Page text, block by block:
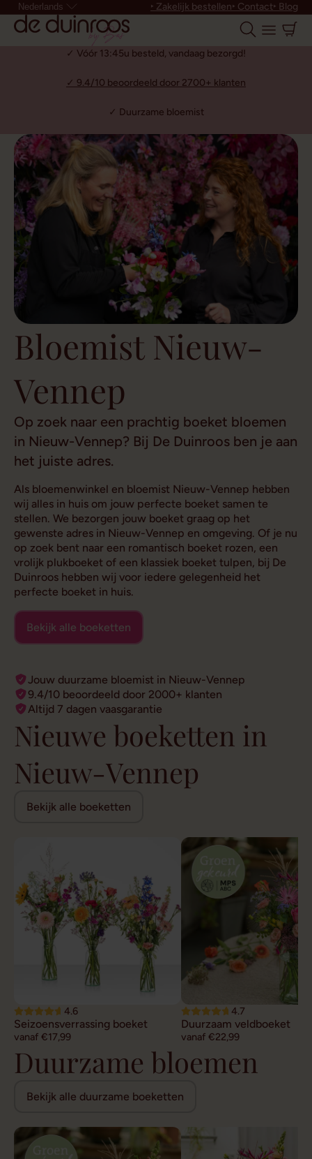
Nederlands ‣ Zakelijk bestellen‣ Contact‣ Blog
✓ Vóór 13:45u besteld, vandaag bezorgd!
✓ 9.4/10 beoordeeld door 2700+ klanten
✓ Duurzame bloemist
Bloemist Nieuw-
Vennep
Op zoek naar een prachtig boeket bloemen
in Nieuw-Vennep? Bij De Duinroos ben je aan
het juiste adres.
Als bloemenwinkel en bloemist Nieuw-Vennep hebben
wij alles in huis om jouw perfecte boeket samen te
stellen. We bezorgen jouw boeket graag op het
gewenste adres in Nieuw-Vennep en omgeving. Of je nu
op zoek bent naar een romantisch boeket rozen, een
vrolijk plukboeket of een klassiek boeket tulpen, bij De
Duinroos hebben wij voor iedere gelegenheid het
perfecte boeket in huis.
Bekijk alle boeketten
Jouw duurzame bloemist in Nieuw-Vennep
9.4/10 beoordeeld door 2000+ klanten
Altijd 7 dagen vaasgarantie
Nieuwe boeketten in
Nieuw-Vennep
Bekijk alle boeketten
4.6
Seizoensverrassing boeket
vanaf €17,99
4.7
Duurzaam veldboeket
vanaf €22,99
Duurzame bloemen
Bekijk alle duurzame boeketten